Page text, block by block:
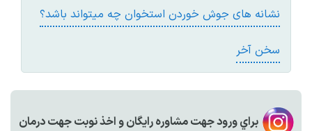
نشانه های جوش خوردن استخوان چه میتواند باشد؟
سخن آخر
براي ورود جهت مشاوره رايگان و اخذ نوبت جهت درمان